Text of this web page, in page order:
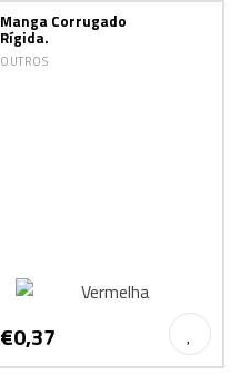
Manga Corrugado
Rígida.
OUTROS
€0,37